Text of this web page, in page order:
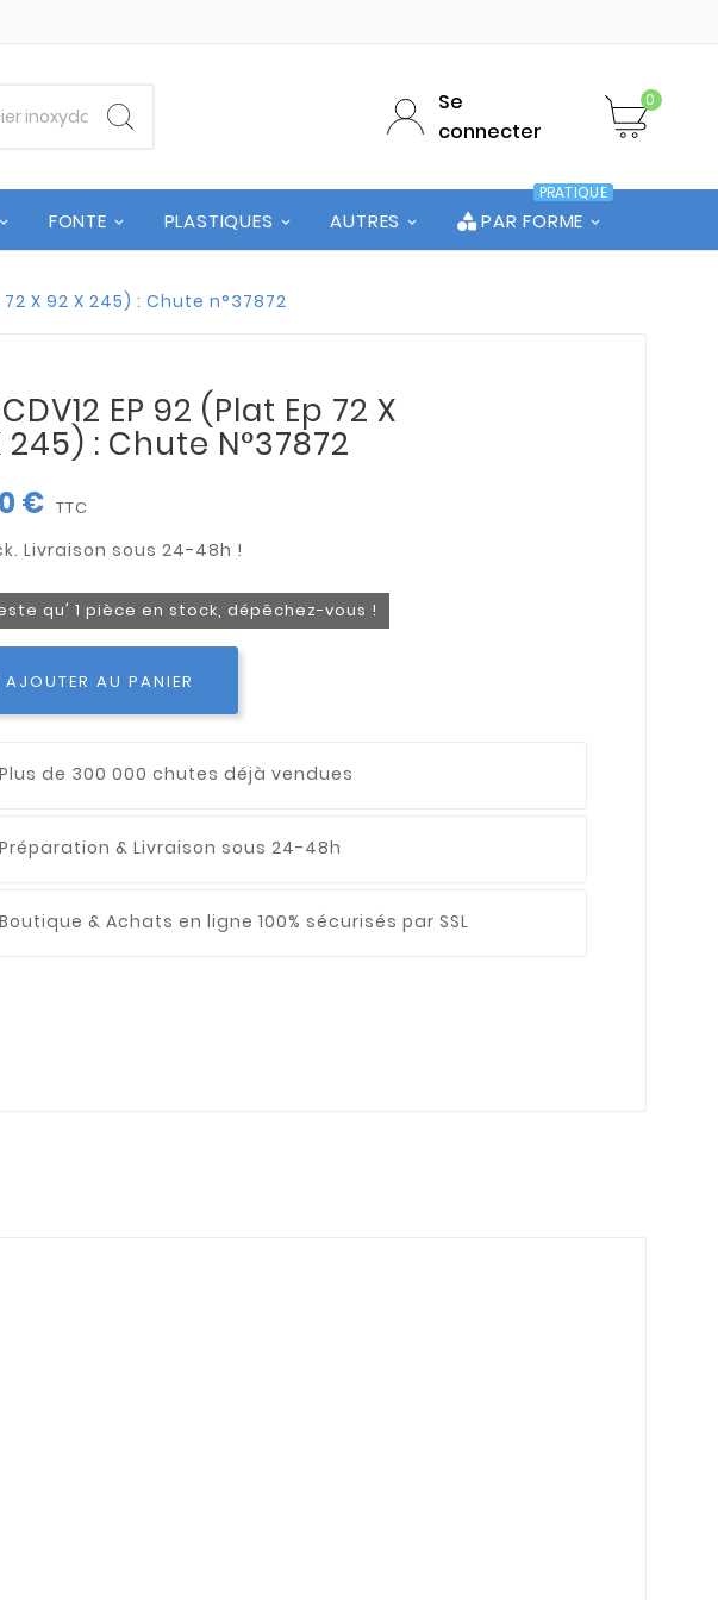
Se
connecter
0
FONTE PLASTIQUES AUTRES PAR FORME
PRATIQUE
72 X 92 X 245) : Chute n°37872
EP 92 (Plat Ep 72 X
245) : Chute N°37872
€ TTC
qu' 1 pièce en stock, dépêchez-vous !
AJOUTER AU PANIER
Plus de 300 000 chutes déjà vendues
Préparation & Livraison sous 24-48h
Boutique & Achats en ligne 100% sécurisés par SSL